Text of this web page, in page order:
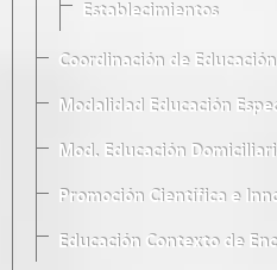
Establecimientos
Coordinación de
Modalidad Educación
Mod. Educación
Promoción Científica e
Educación Contexto de